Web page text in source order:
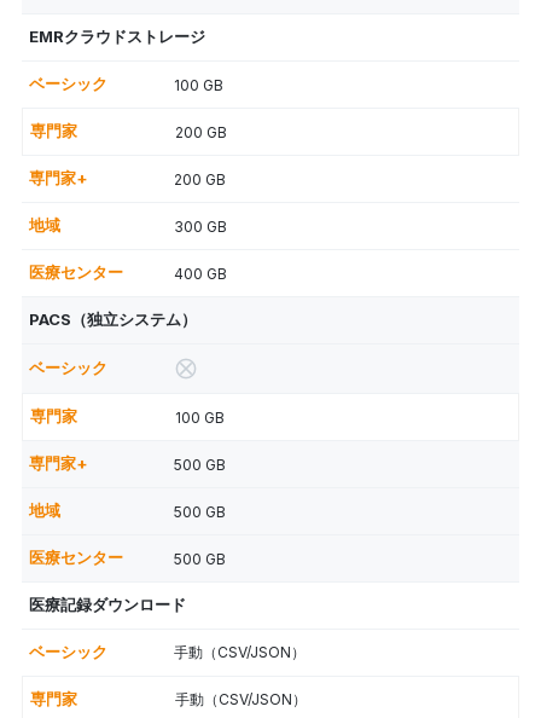
EMRクラウドストレージ
100 GB
200 GB
200 GB
300 GB
400 GB
PACS（独立システム）
100 GB
500 GB
500 GB
500 GB
医療記録ダウンロード
手動（CSV/JSON）
手動（CSV/JSON）